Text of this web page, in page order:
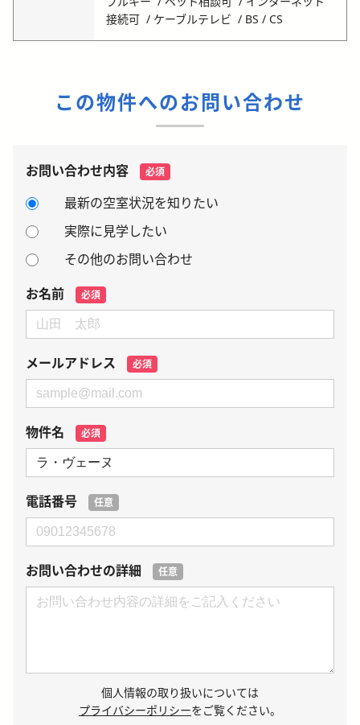
接続可
ケーブルテレビ BS / CS
この物件へのお問い合わせ
お問い合わせ内容 必須
最新の空室状況を知りたい
実際に見学したい
その他のお問い合わせ
お名前
必須
メールアドレス 必須
物件名 必須
電話番号 任意
お問い合わせの詳細 任意
個人情報の取り扱いについては
プライバシーポリシーをご覧ください。